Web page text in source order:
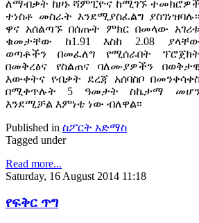
ለማብቃት ከዞኑ ሻምፒዮና ከሚገኙ ተመክሮዎች
ተነስቶ መስራት እንደሚያስፈልግ ያስገነዝባሉ፡፡
ዋና አሰልጣኙ በሰጡት ምክር በመላው አገሪቱ
ቁመታቸው ከ1.91 እስከ 2.08
ወጣቶችን በመፈለግ የሚሰራበት ፕሮጀክት
በመቅረፅና የስልጠና ባለሙያዎችን
እውቀትና የብቃት ደረጃ አሰባስቦ
በሚቀጥሉት 5 ዓመታት ስኬታማ
እንደሚቻል እምነቴ ነው ብለዋል፡፡
Published in ስፖርት አድማስ
Tagged under
Read more...
Saturday, 16 August 2014 11:18
የፍቅር ጥግ